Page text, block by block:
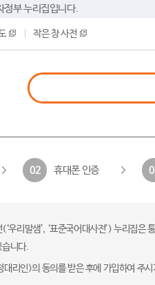
정부 누리집입니다.
작은 창 사전
02 휴대폰 인증
우리말샘’, ‘표준국어대사전’) 누리집
습니다.
리인)의 동의를 받은 후에 가입하여 주